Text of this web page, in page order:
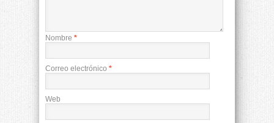
Nombre *
Correo electrónico *
Web